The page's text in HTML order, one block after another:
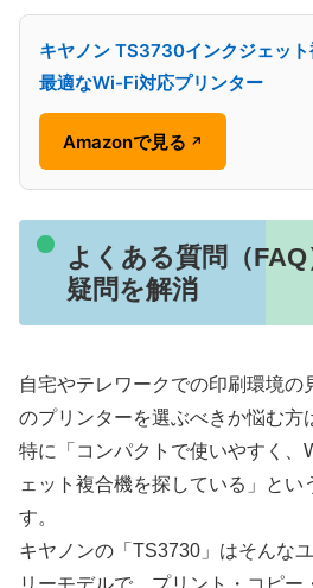
キヤノン TS3730インクジェッ
最適なWi-Fi対応プリンター
Amazonで見る ↗
よくある質問（
疑問を解消
自宅やテレワークでの印刷環境の
のプリンターを選ぶべきか悩む方
特に「コンパクトで使いやすく、
ェット複合機を探している」とい
す。
キヤノンの「TS3730」はそんな
リーモデルで、プリント・コピー